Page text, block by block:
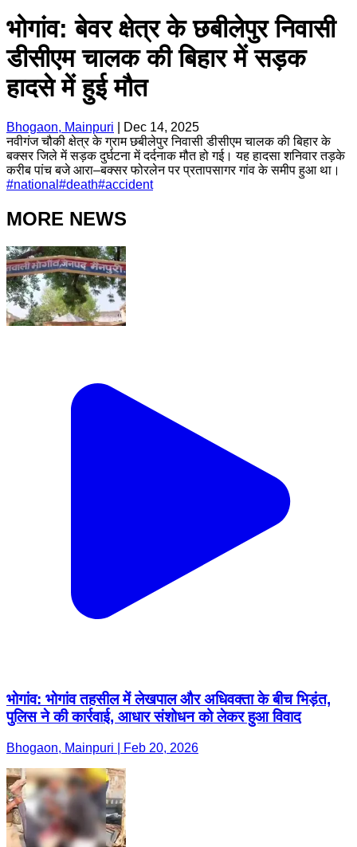
भोगांव: बेवर क्षेत्र के छबीलेपुर निवासी
डीसीएम चालक की बिहार में सड़क
हादसे में हुई मौत
Bhogaon, Mainpuri
Dec 14, 2025
नवीगंज चौकी क्षेत्र के ग्राम छबीलेपुर निवासी डीसीएम चालक की बिहार के
बक्सर जिले में सड़क दुर्घटना में दर्दनाक मौत हो गई। यह हादसा शनिवार तड़के
करीब पांच बजे आरा–बक्सर फोरलेन पर प्रतापसागर गांव के समीप हुआ था।
#national #death#accident
MORE NEWS
भोगांव: भोगांव तहसील में लेखपाल और अधिवक्ता के बीच भिड़ंत,
पुलिस ने की कार्रवाई, आधार संशोधन को लेकर हुआ विवाद
Bhogaon, Mainpuri | Feb 20, 2026